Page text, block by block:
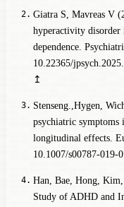
Giatra S, Mavreas V
hyperactivity disorder
dependence.
10.22365/
↥
Stenseng.,Hygen,
psychiatric symptoms
longitudinal effects.
10.1007/s00787-019-
Han, Bae, Hong,
Study of ADHD and